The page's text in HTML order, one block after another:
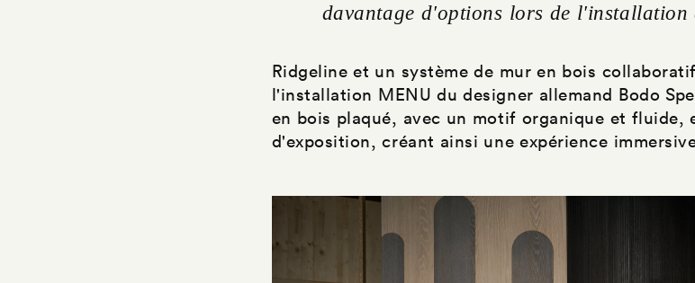
davantage d'options lors de
Ridgeline et un système de mur en bois
l'installation MENU du designer allemand Bodo
en bois plaqué, avec un motif organique et fluide,
d'exposition, créant ainsi une expérience